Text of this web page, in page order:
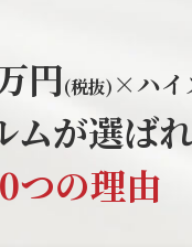
円(税抜) ×ハイ
ムが選ば
つの理由